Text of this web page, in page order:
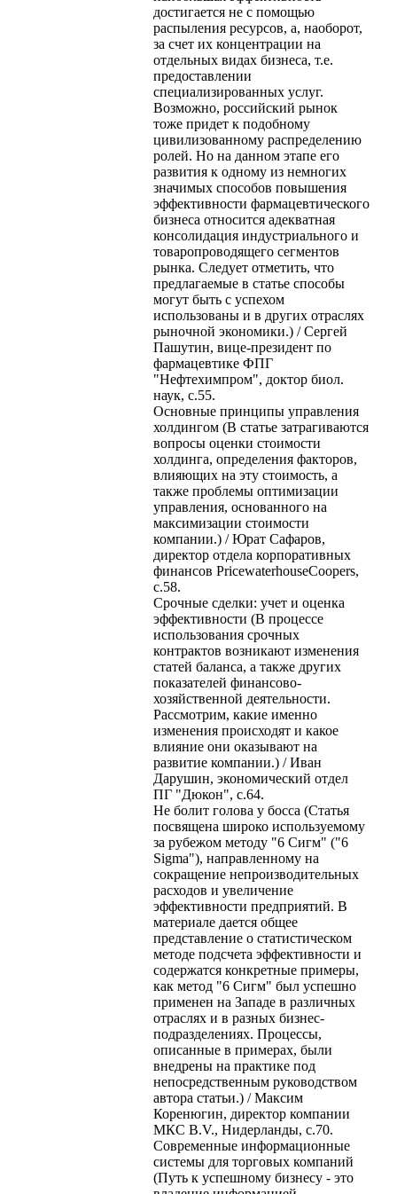
достигается не с помощью
распыления ресурсов, а, наоборот,
за счет их концентрации на
отдельных видах бизнеса, т.е.
предоставлении
специализированных услуг.
Возможно, российский рынок
тоже придет к подобному
цивилизованному распределению
ролей. Но на данном этапе его
развития к одному из немногих
значимых способов повышения
эффективности фармацевтического
бизнеса относится адекватная
консолидация индустриального и
товаропроводящего сегментов
рынка. Следует отметить, что
предлагаемые в статье способы
могут быть с успехом
использованы и в других отраслях
рыночной экономики.) / Сергей
Пашутин, вице-президент по
фармацевтике ФПГ
"Нефтехимпром", доктор биол.
наук, с.55.
Основные принципы управления
холдингом (В статье затрагиваются
вопросы оценки стоимости
холдинга, определения факторов,
влияющих на эту стоимость, а
также проблемы оптимизации
управления, основанного на
максимизации стоимости
компании.) / Юрат Сафаров,
директор отдела корпоративных
финансов PricewaterhouseCoopers,
с.58.
Срочные сделки: учет и оценка
эффективности (В процессе
использования срочных
контрактов возникают изменения
статей баланса, а также других
показателей финансово-
хозяйственной деятельности.
Рассмотрим, какие именно
изменения происходят и какое
влияние они оказывают на
развитие компании.) / Иван
Дарушин, экономический отдел
ПГ "Дюкон", с.64.
Не болит голова у босса (Статья
посвящена широко используемому
за рубежом методу "6 Сигм" ("6
Sigma"), направленному на
сокращение непроизводительных
расходов и увеличение
эффективности предприятий. В
материале дается общее
представление о статистическом
методе подсчета эффективности и
содержатся конкретные примеры,
как метод "6 Сигм" был успешно
применен на Западе в различных
отраслях и в разных бизнес-
подразделениях. Процессы,
описанные в примерах, были
внедрены на практике под
непосредственным руководством
автора статьи.) / Максим
Коренюгин, директор компании
МКС B.V., Нидерланды, с.70.
Современные информационные
системы для торговых компаний
(Путь к успешному бизнесу - это